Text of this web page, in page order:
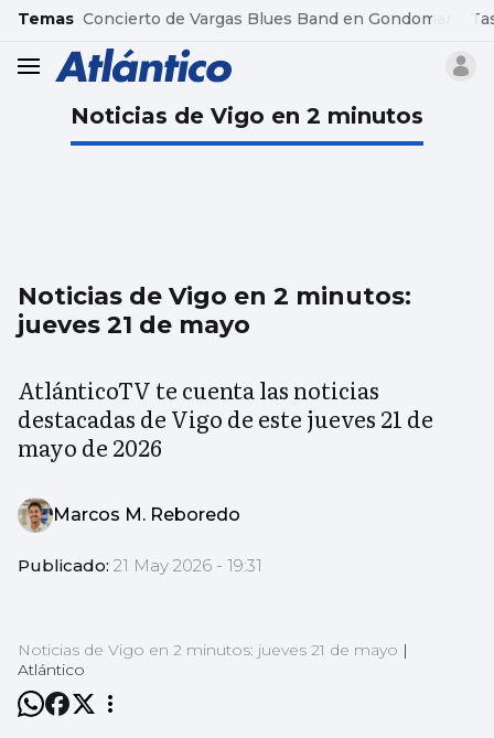
common.go-to-content
Temas Concierto de Vargas Blues Band en Gondomar
header.menu.open
Noticias de Vigo en 2 minutos
Noticias de Vigo en 2 minutos:
jueves 21 de mayo
AtlánticoTV te cuenta las noticias
destacadas de Vigo de este jueves 21 de
mayo de 2026
Marcos M. Reboredo
Publicado: 21 May 2026 - 19:31
Noticias de Vigo en 2 minutos: jueves 21 de mayo |
Atlántico